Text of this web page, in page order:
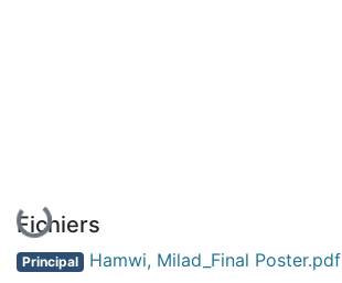
Fichiers
Principal Hamwi, Milad_Final Poster.pdf